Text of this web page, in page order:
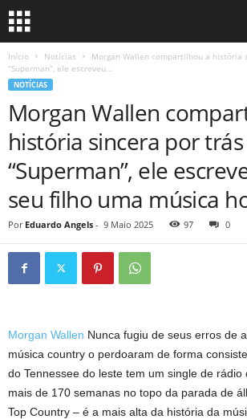
Início Notícias
Morgan Wallen compartilhou a história
“Superman”, ele escreveu...
NOTÍCIAS
Morgan Wallen
história sincera por
“Superman”, ele
seu filho uma música
Por Eduardo Angels - 9 Maio 2025 97 0
Morgan Wallen Nunca fugiu de seus erros de
música country o perdoaram de forma
do Tennessee do leste tem um single de rádio
mais de 170 semanas no topo da parada de
Top Country – é a mais alta da história da